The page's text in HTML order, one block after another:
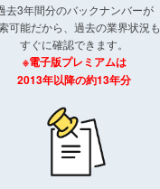
去3年間分のバックナンバーが
可能だから、過去の業界状況も
すぐに確認できます。
※電子版プレミアムは
2013年以降の約13年分